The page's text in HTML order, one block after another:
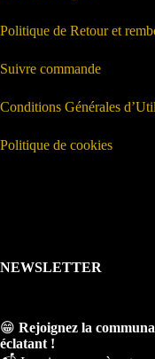
Politique de Retour et
Suivre commande
Conditions Générales
Politique de cookies
NEWSLETTER
😁 Rejoignez la
éclatant !